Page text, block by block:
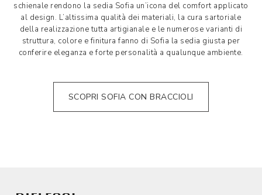
schienale rendono la sedia Sofia un’icona del comfort applicato
al design. L’altissima qualità dei materiali, la cura sartoriale
della realizzazione tutta artigianale e le numerose varianti di
struttura, colore e finitura fanno di Sofia la sedia giusta per
conferire eleganza e forte personalità a qualunque ambiente.
SCOPRI SOFIA CON BRACCIOLI